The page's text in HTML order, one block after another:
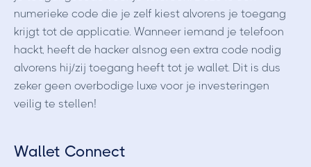
numerieke code die je zelf kiest alvorens je toegang
krijgt tot de applicatie. Wanneer iemand je telefoon
hackt, heeft de hacker alsnog een extra code nodig
alvorens hij/zij toegang heeft tot je wallet. Dit is dus
zeker geen overbodige luxe voor je investeringen
veilig te stellen!
Wallet Connect